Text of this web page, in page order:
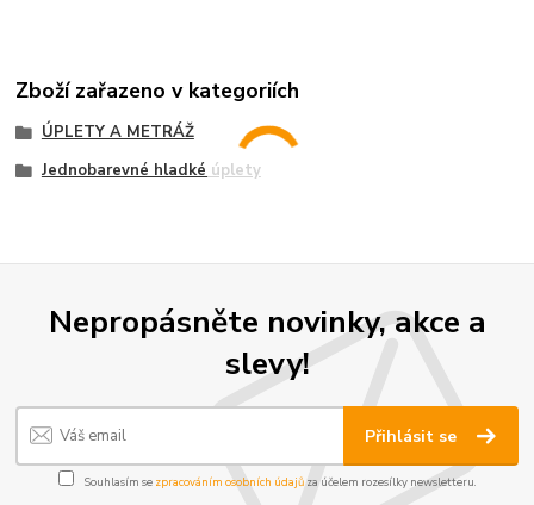
Zboží zařazeno v kategoriích
ÚPLETY A METRÁŽ
Jednobarevné hladké úplety
Nepropásněte novinky, akce a
slevy!
Přihlásit se
Souhlasím se zpracováním osobních údajůza účelem rozesílky newsletteru.